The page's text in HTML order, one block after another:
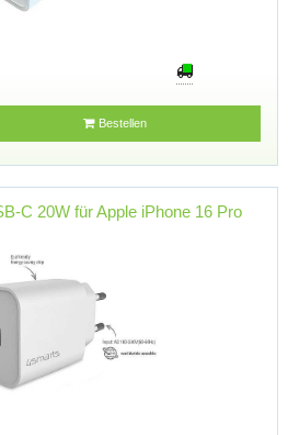
Bestellen
C 20W für Apple iPhone 16 Pro